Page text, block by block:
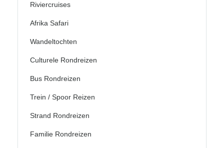
Riviercruises
Afrika Safari
Wandeltochten
Culturele Rondreizen
Bus Rondreizen
Trein / Spoor Reizen
Strand Rondreizen
Familie Rondreizen